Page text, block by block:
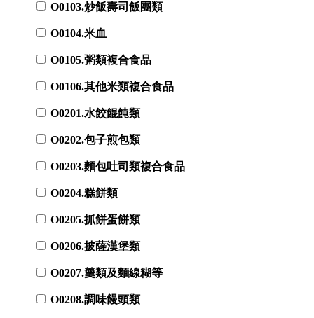
O0103.炒飯壽司飯團類
O0104.米血
O0105.粥類複合食品
O0106.其他米類複合食品
O0201.水餃餛飩類
O0202.包子煎包類
O0203.麵包吐司類複合食品
O0204.糕餅類
O0205.抓餅蛋餅類
O0206.披薩漢堡類
O0207.羹類及麵線糊等
O0208.調味饅頭類